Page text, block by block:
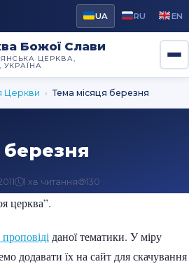
UA RU EN
Божої Слави
ЦЕРКВА,
УКРАЇНА
Церкви › Тема місяця березня
1 хв читання 130
церква”.
даної тематики. У міру
додавати їх на сайт для скачування